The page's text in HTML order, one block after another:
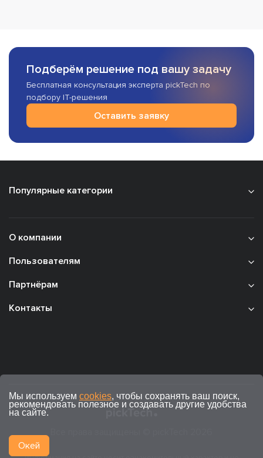
Подберём решение под вашу задачу
Бесплатная консультация эксперта pickTech по
подбору IT-решения
Оставить заявку
Популярные категории
О компании
Пользователям
Партнёрам
Контакты
Мы используем cookies, чтобы сохранять ваш поиск,
рекомендовать полезное и создавать другие удобства
на сайте.
Окей